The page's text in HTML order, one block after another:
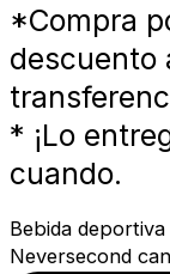
*Compra
descuento
* ¡Lo
cuando.
Bebida deportiva
Neversecond